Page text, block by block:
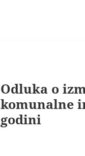
Odluka o
komunalne
godini